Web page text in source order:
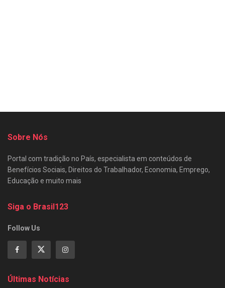
Sobre Nós
Portal com tradição no País, especialista em conteúdos de
Benefícios Sociais, Direitos do Trabalhador, Economia, Emprego,
Educação e muito mais
Siga o Brasil123
Follow Us
Últimas Notícias